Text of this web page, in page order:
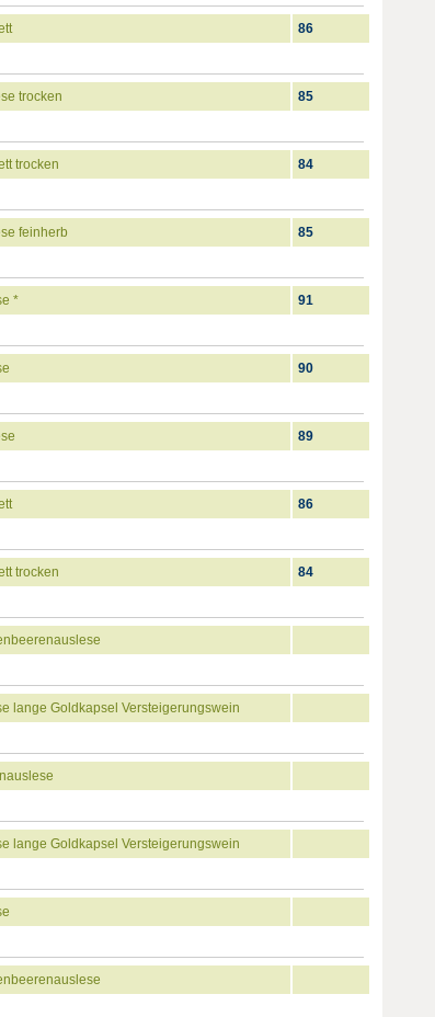
86
trocken
85
trocken
84
feinherb
85
*
91
90
89
86
trocken
84
lange Goldkapsel Versteigerungswein
lange Goldkapsel Versteigerungswein